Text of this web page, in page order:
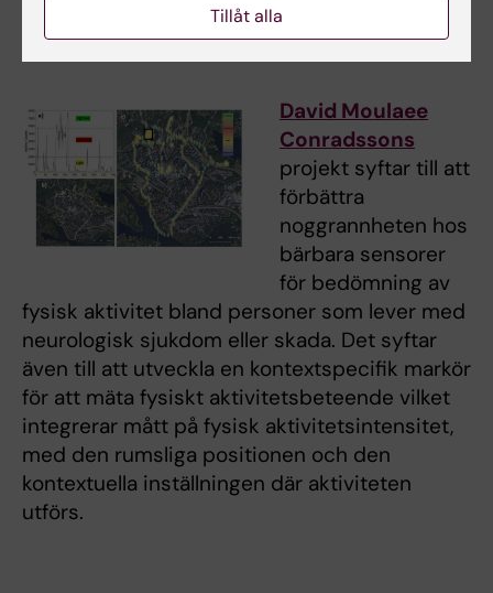
David Moulaee
Conradssons
projekt syftar till att
förbättra
noggrannheten hos
bärbara sensorer
för bedömning av
fysisk aktivitet bland personer som lever med
neurologisk sjukdom eller skada. Det syftar
även till att utveckla en kontextspecifik markör
för att mäta fysiskt aktivitetsbeteende vilket
integrerar mått på fysisk aktivitetsintensitet,
med den rumsliga positionen och den
kontextuella inställningen där aktiviteten
utförs.
Tillåt alla